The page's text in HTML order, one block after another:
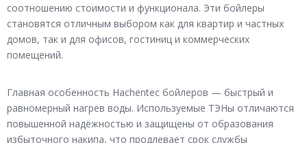
соотношению стоимости и функционала. Эти бойлеры
становятся отличным выбором как для квартир и частных
домов, так и для офисов, гостиниц и коммерческих
помещений.
Главная особенность Hachentec бойлеров — быстрый и
равномерный нагрев воды. Используемые ТЭНы отличаются
повышенной надёжностью и защищены от образования
избыточного накипа, что продлевает срок службы